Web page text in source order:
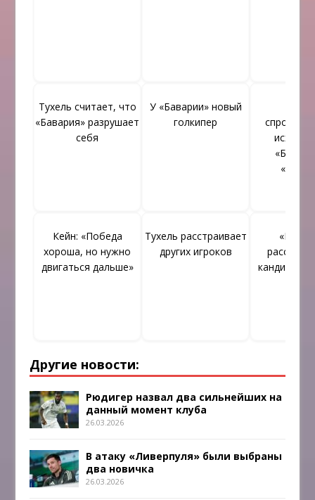
Тухель считает, что
«Бавария» разрушает
себя
У «Баварии» новый
голкипер
исход
Кейн: «Победа
хороша, но нужно
двигаться дальше»
Тухель расстраивает
других игроков
Другие новости:
Рюдигер назвал два сильнейших на
данный момент клуба
26.03.2026
В атаку «Ливерпуля» были выбраны
два новичка
26.03.2026